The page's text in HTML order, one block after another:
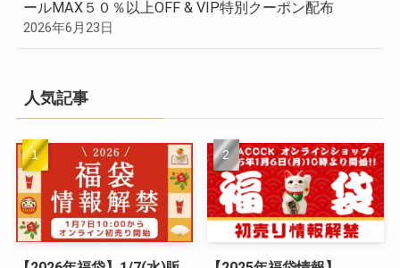
ールMAX５０％以上OFF & VIP特別クーポン配布
2026年6月23日
人気記事